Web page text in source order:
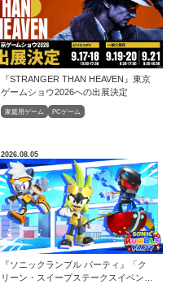
家庭用ゲーム PCゲーム
『STRANGER THAN HEAVEN』東京
ゲームショウ2026への出展決定
2026.08.05
『ソニックランブル パーティ』「ク
リーン・スイープステークスイベン